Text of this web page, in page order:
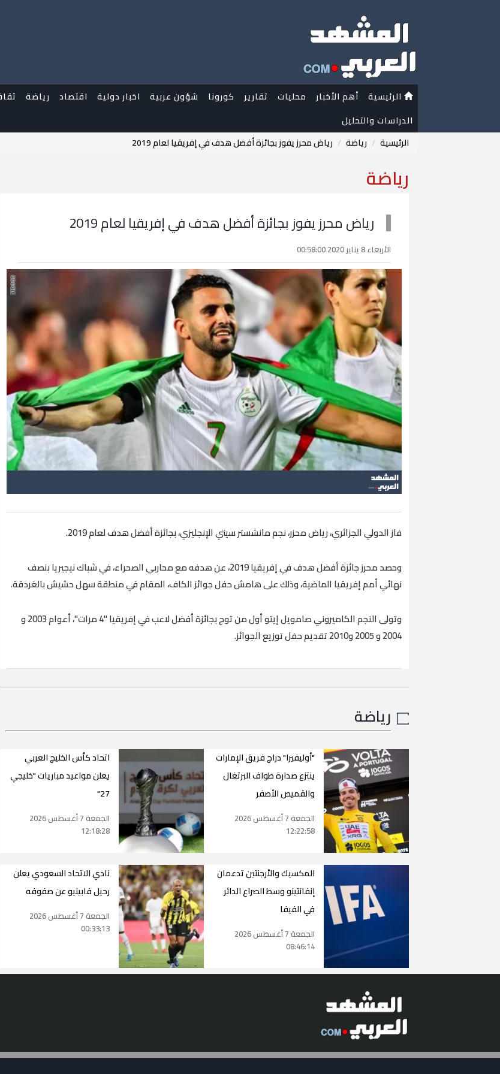
الرئيسية أهم الأخبار محليات تقارير كورونا شؤون عربية اخبار دولية اقتصاد رياضة
الدراسات والتحليل
الرئيسية
رياضة رياض محرز يفوز بجائزة أفضل هدف في إفريقيا لعام 2019
رياضة
رياض محرز يفوز بجائزة أفضل هدف في إفريقيا لعام 2019
الأربعاء 8 يناير 2020 00:58:00
فاز الدولي الجزائري، رياض محزر، نجم مانشستر سيتي الإنجليزي، بجائزة أفضل هدف لعام 2019.
وحصد محرز جائزة أفضل هدف في إفريقيا 2019، عن هدفه مع محاربي الصحراء، في شباك نيجيريا بنصف
نهائي أمم إفريقيا الماضية، وذلك على هامش حفل جوائز الكاف، المقام في منطقة سهل حشيش بالغردقة.
وتولى النجم الكاميروني صامويل إيتو أول من توج بجائزة أفضل لاعب في إفريقيا "4 مرات"، أعوام 2003 و
2004 و 2005 و2010 تقديم حفل توزيع الجوائز.
رياضة
"أوليفيرا" دراج فريق الإمارات
ينتزع صدارة طواف البرتغال
والقميص الأصفر
الجمعة 7 أغسطس 2026
12:22:58
اتحاد كأس الخليج العربي
يعلن مواعيد مباريات "خليجي
27"
الجمعة 7 أغسطس 2026
12:18:28
المكسيك والأرجنتين تدعمان
إنفانتينو وسط الصراع الدائر
في الفيفا
الجمعة 7 أغسطس 2026
08:46:14
نادي الاتحاد السعودي يعلن
رحيل فابينيو عن صفوفه
الجمعة 7 أغسطس 2026
00:33:13